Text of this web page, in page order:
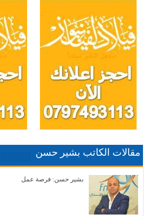
مقالات الكاتب بشير حسن
بشير حسن: فرصة عمل